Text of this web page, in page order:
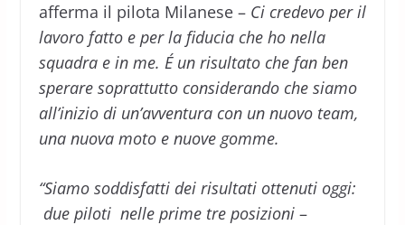
afferma il pilota Milanese – Ci credevo per il
lavoro fatto e per la fiducia che ho nella
squadra e in me. É un risultato che fan ben
sperare soprattutto considerando che siamo
all’inizio di un’avventura con un nuovo team,
una nuova moto e nuove gomme.
“Siamo soddisfatti dei risultati ottenuti oggi:
due piloti nelle prime tre posizioni–